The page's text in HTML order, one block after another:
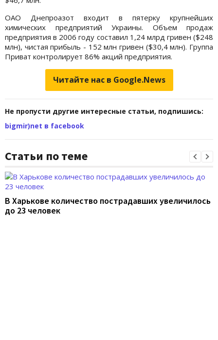
ОАО Днепроазот входит в пятерку крупнейших
химических предприятий Украины. Объем продаж
предприятия в 2006 году составил 1,24 млрд гривен ($248
млн), чистая прибыль - 152 млн гривен ($30,4 млн). Группа
Приват контролирует 86% акций предприятия.
Читайте нас в Google.News
Не пропусти другие интересные статьи, подпишись:
bigmir)net в facebook
Статьи по теме
В Харькове количество пострадавших увеличилось
до 23 человек